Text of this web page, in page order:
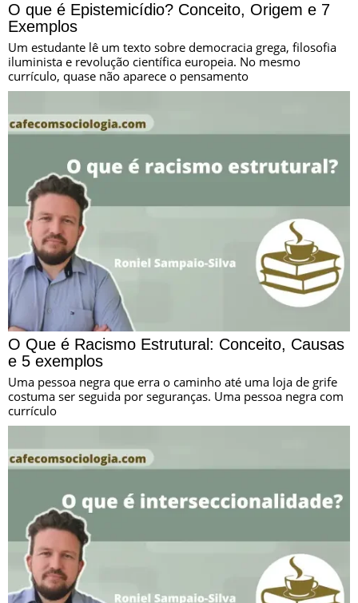
O que é Epistemicídio? Conceito, Origem e 7
Exemplos
Um estudante lê um texto sobre democracia grega, filosofia
iluminista e revolução científica europeia. No mesmo
currículo, quase não aparece o pensamento
O Que é Racismo Estrutural: Conceito, Causas
e 5 exemplos
Uma pessoa negra que erra o caminho até uma loja de grife
costuma ser seguida por seguranças. Uma pessoa negra com
currículo